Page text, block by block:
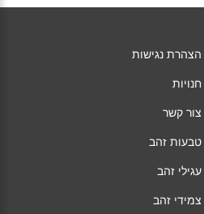
הצהרת נגישות
חנויות
צור קשר
טבעות זהב
עגילי זהב
צמידי זהב